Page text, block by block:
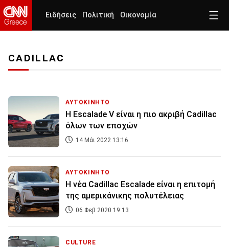
Ειδήσεις Πολιτική Οικονομία
CADILLAC
ΑΥΤΟΚΙΝΗΤΟ
H Escalade V είναι η πιο ακριβή Cadillac
όλων των εποχών
14 Μάι 2022 13:16
ΑΥΤΟΚΙΝΗΤΟ
Η νέα Cadillac Escalade είναι η επιτομή
της αμερικάνικης πολυτέλειας
06 Φεβ 2020 19:13
CULTURE